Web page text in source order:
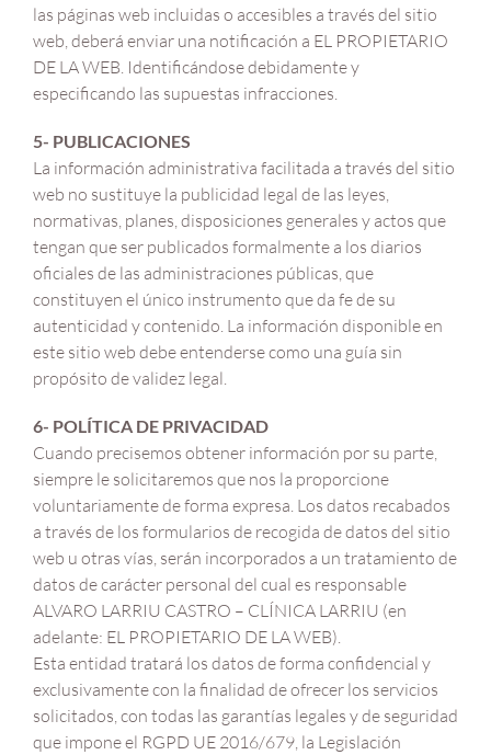
las páginas web incluidas o accesibles a través del sitio
web, deberá enviar una notificación a EL PROPIETARIO
DE LA WEB. Identificándose debidamente y
especificando las supuestas infracciones.
5- PUBLICACIONES
La información administrativa facilitada a través del sitio
web no sustituye la publicidad legal de las leyes,
normativas, planes, disposiciones generales y actos que
tengan que ser publicados formalmente a los diarios
oficiales de las administraciones públicas, que
constituyen el único instrumento que da fe de su
autenticidad y contenido. La información disponible en
este sitio web debe entenderse como una guía sin
propósito de validez legal.
6- POLÍTICA DE PRIVACIDAD
Cuando precisemos obtener información por su parte,
siempre le solicitaremos que nos la proporcione
voluntariamente de forma expresa. Los datos recabados
a través de los formularios de recogida de datos del sitio
web u otras vías, serán incorporados a un tratamiento de
datos de carácter personal del cual es responsable
ALVARO LARRIU CASTRO – CLÍNICA LARRIU (en
adelante: EL PROPIETARIO DE LA WEB).
Esta entidad tratará los datos de forma confidencial y
exclusivamente con la finalidad de ofrecer los servicios
solicitados, con todas las garantías legales y de seguridad
que impone el RGPD UE 2016/679, la Legislación